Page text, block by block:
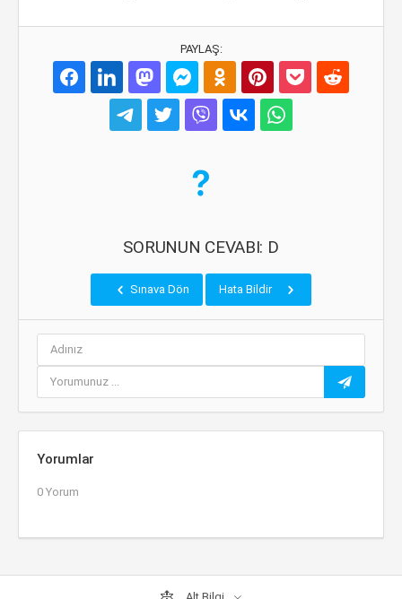
PAYLAŞ:
SORUNUN CEVABI: D
Sınava Dön Hata Bildir
Yorumlar
0 Yorum